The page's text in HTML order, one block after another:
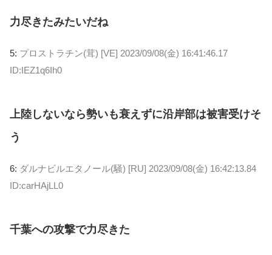
力尽きたみたいだね
5: プロストラチン(茸) [VE] 2023/09/08(金) 16:41:46.17
ID:IEZ1q6Ih0
上陸しないなら勢いも衰えずに沿岸部は被害受けそ
う
6: ダルナビルエタノール(騒) [RU] 2023/09/08(金) 16:42:13.84
ID:carHAjLL0
千葉への攻撃で力尽きた